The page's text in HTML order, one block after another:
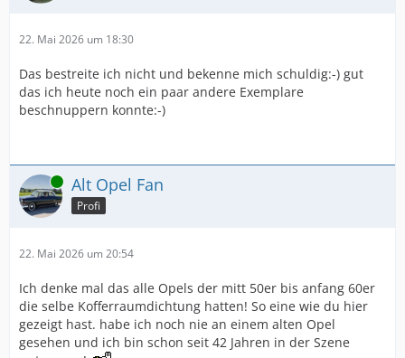
22. Mai 2026 um 18:30
Das bestreite ich nicht und bekenne mich schuldig:-) gut
das ich heute noch ein paar andere Exemplare
beschnuppern konnte:-)
Online Alt Opel Fan
Profi
22. Mai 2026 um 20:54
Ich denke mal das alle Opels der mitt 50er bis anfang 60er
die selbe Kofferraumdichtung hatten! So eine wie du hier
gezeigt hast. habe ich noch nie an einem alten Opel
gesehen und ich bin schon seit 42 Jahren in der Szene